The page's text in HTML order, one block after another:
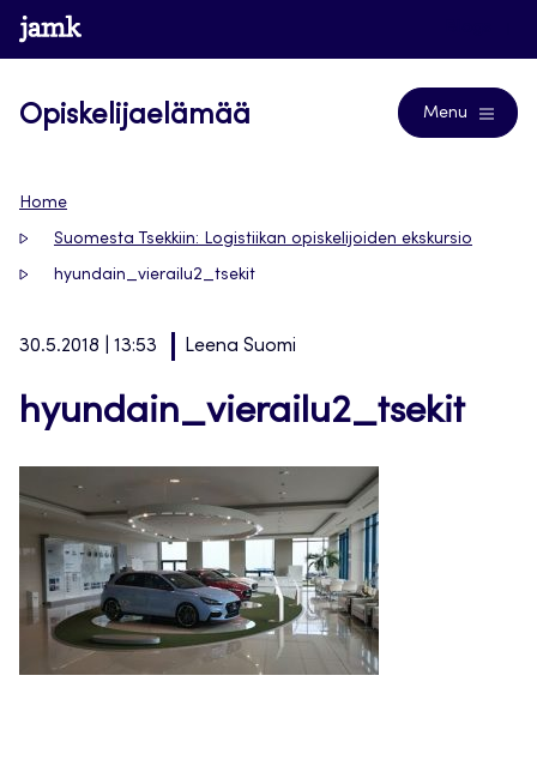
Siirry
suoraan
www.jamk.fi
Opiskelijaelämää Menu
Home
Suomesta Tsekkiin: Logistiikan opiskelijoiden ekskursio
hyundain_vierailu2_tsekit
30.5.2018 | 13:53 Leena Suomi
hyundain_vierailu2_tsekit